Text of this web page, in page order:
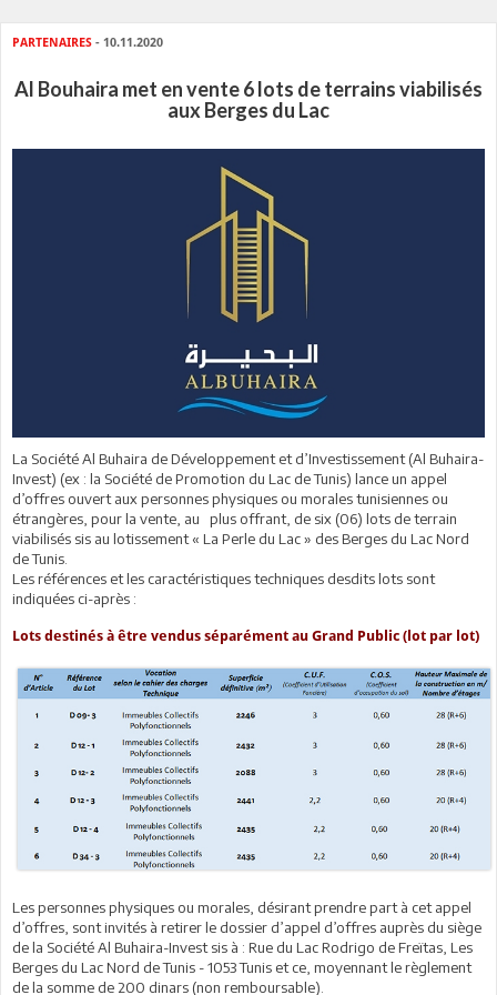
PARTENAIRES - 10.11.2020
Al Bouhaira met en vente 6 lots de terrains viabilisés
aux Berges du Lac
La Société Al Buhaira de Développement et d’Investissement (Al Buhaira-
Invest) (ex : la Société de Promotion du Lac de Tunis) lance un appel
d’offres ouvert aux personnes physiques ou morales tunisiennes ou
étrangères, pour la vente, au plus offrant, de six (06) lots de terrain
viabilisés sis au lotissement « La Perle du Lac » des Berges du Lac Nord
de Tunis.
Les références et les caractéristiques techniques desdits lots sont
indiquées ci-après :
Lots destinés à être vendus séparément au Grand Public (lot par lot)
Les personnes physiques ou morales, désirant prendre part à cet appel
d’offres, sont invités à retirer le dossier d’appel d’offres auprès du siège
de la Société Al Buhaira-Invest sis à : Rue du Lac Rodrigo de Freïtas, Les
Berges du Lac Nord de Tunis - 1053 Tunis et ce, moyennant le règlement
de la somme de 200 dinars (non remboursable).